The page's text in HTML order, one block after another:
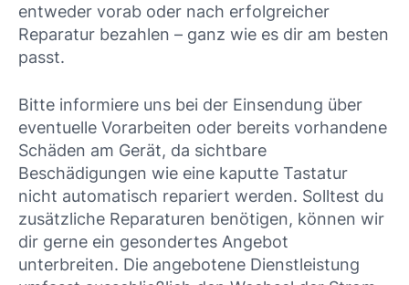
entweder vorab oder nach erfolgreicher
Reparatur bezahlen – ganz wie es dir am besten
passt.
Bitte informiere uns bei der Einsendung über
eventuelle Vorarbeiten oder bereits vorhandene
Schäden am Gerät, da sichtbare
Beschädigungen wie eine kaputte Tastatur
nicht automatisch repariert werden. Solltest du
zusätzliche Reparaturen benötigen, können wir
dir gerne ein gesondertes Angebot
unterbreiten. Die angebotene Dienstleistung